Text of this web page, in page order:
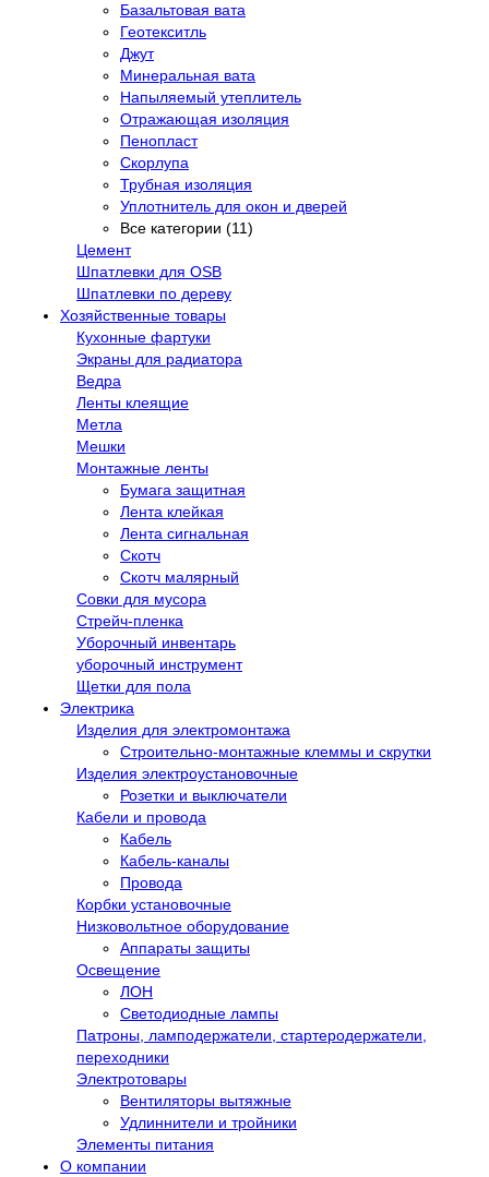
Базальтовая вата
Геотекситль
Джут
Минеральная вата
Напыляемый утеплитель
Отражающая изоляция
Пенопласт
Скорлупа
Трубная изоляция
Уплотнитель для окон и дверей
Все категории (11)
Цемент
Шпатлевки для OSB
Шпатлевки по дереву
Хозяйственные товары
Кухонные фартуки
Экраны для радиатора
Ведра
Ленты клеящие
Метла
Мешки
Монтажные ленты
Бумага защитная
Лента клейкая
Лента сигнальная
Скотч
Скотч малярный
Совки для мусора
Стрейч-пленка
Уборочный инвентарь
уборочный инструмент
Щетки для пола
Электрика
Изделия для электромонтажа
Строительно-монтажные клеммы и скрутки
Изделия электроустановочные
Розетки и выключатели
Кабели и провода
Кабель
Кабель-каналы
Провода
Корбки установочные
Низковольтное оборудование
Аппараты защиты
Освещение
ЛОН
Светодиодные лампы
Патроны, ламподержатели, стартеродержатели,
переходники
Электротовары
Вентиляторы вытяжные
Удлиннители и тройники
Элементы питания
О компании